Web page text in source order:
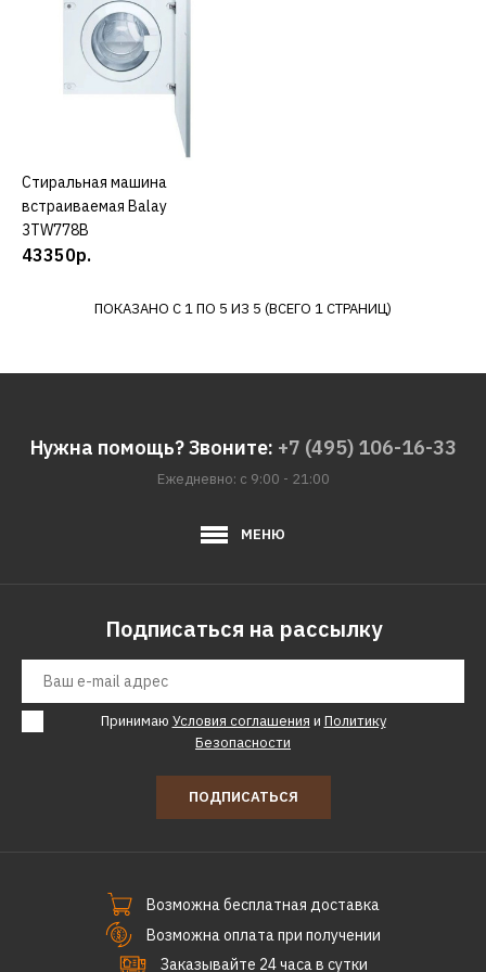
встраиваемая Balay
ДОБАВИТЬ В ПОЖЕЛАНИЯ
Стиральная машина
встраиваемая Balay
43350р.
КУПИТЬ
Стиральная машина
встраиваемая Balay
3TW778B
43350р.
ПОКАЗАНО С 1 ПО 5 ИЗ 5 (ВСЕГО 1 СТРАНИЦ)
Нужна помощь? Звоните: +7 (495) 106-16-33
Ежедневно: с 9:00 - 21:00
МЕНЮ
Подписаться на рассылку
Принимаю Условия соглашения и Политику
Безопасности
ПОДПИСАТЬСЯ
Возможна бесплатная доставка
Возможна оплата при получении
Заказывайте 24 часа в сутки